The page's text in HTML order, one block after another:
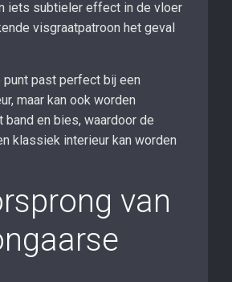
iets subtieler effect in de vloer
visgraatpatroon het geval
punt past perfect bij een
maar kan ook worden
en bies, waardoor de
klassiek interieur kan worden
van